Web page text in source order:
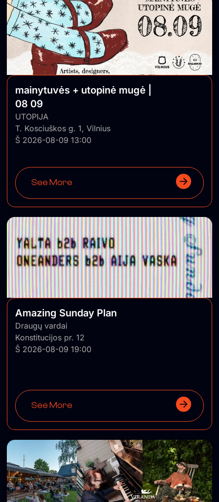
mainytuvės + utopinė mugė |
08 09
UTOPIJA
T. Kosciuškos g. 1, Vilnius
Š 2026-08-09 13:00
See More
Amazing Sunday Plan
Draugų vardai
Konstitucijos pr. 12
Š 2026-08-09 19:00
See More